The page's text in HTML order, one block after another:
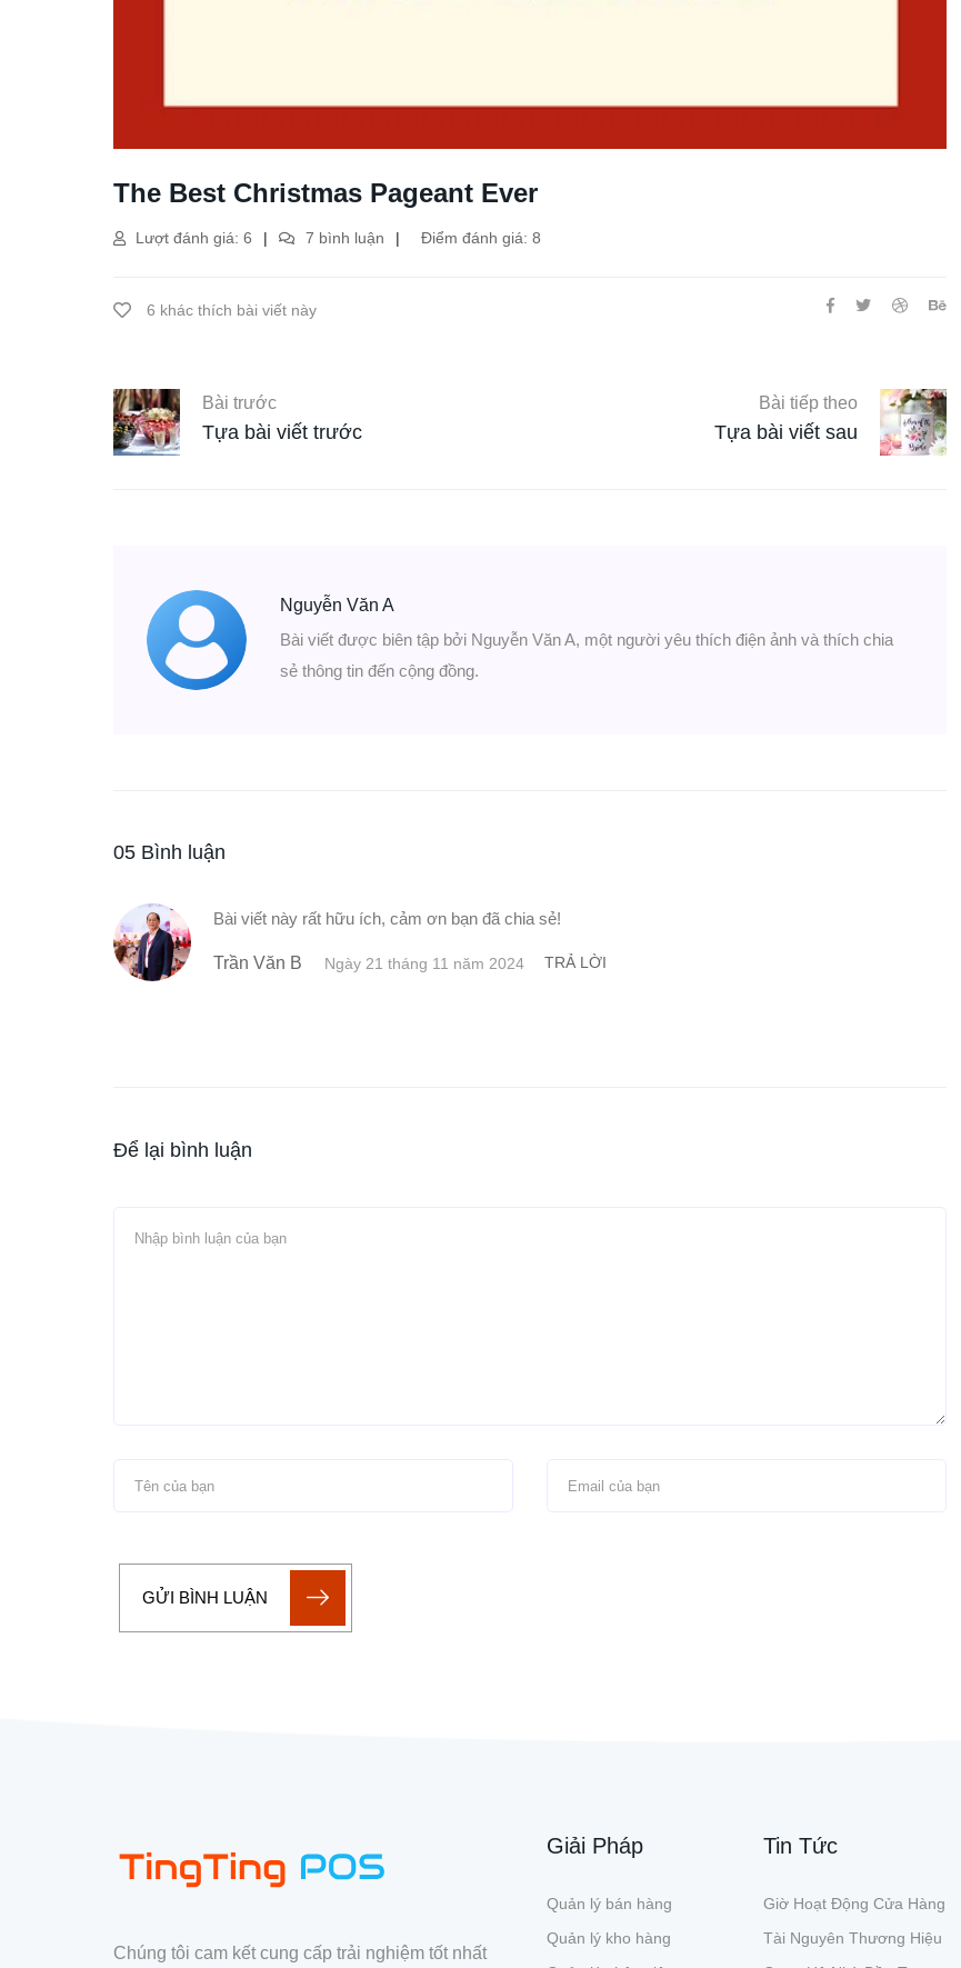
The Best Christmas Pageant Ever
Lượt đánh giá: 6 7 bình luận Điểm đánh giá: 8
6 khác thích bài viết này
Bài trước
Tựa bài viết trước
Bài tiếp theo
Tựa bài viết sau
Nguyễn Văn A
Bài viết được biên tập bởi Nguyễn Văn A, một người yêu thích điện ảnh và thích chia
sẻ thông tin đến cộng đồng.
05 Bình luận
Bài viết này rất hữu ích, cảm ơn bạn đã chia sẻ!
Trần Văn B Ngày 21 tháng 11 năm 2024 TRẢ LỜI
Để lại bình luận
GỬI BÌNH LUẬN
Chúng tôi cam kết cung cấp trải nghiệm tốt nhất
Giải Pháp
Quản lý bán hàng
Quản lý kho hàng
Tin Tức
Giờ Hoạt Động Cửa Hàng
Tài Nguyên Thương Hiệu